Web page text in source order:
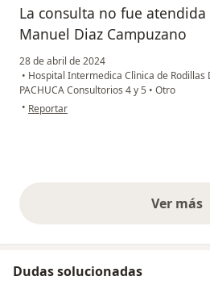
La consulta no fue
Manuel Diaz Campuzano
28 de abril de 2024
• Hospital Intermedica Clìnica de Rodillas
PACHUCA Consultorios 4 y 5 • Otro
• en opinión del usuario Angelica Ortega
Reportar
Ver más
Dudas solucionadas